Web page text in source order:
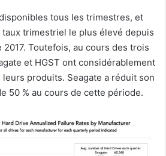
tous les trimestres, et
taux trimestriel le plus élevé depuis
Toutefois, au cours des trois
et HGST ont considérablement
produits. Seagate a réduit son
50 % au cours de cette période.